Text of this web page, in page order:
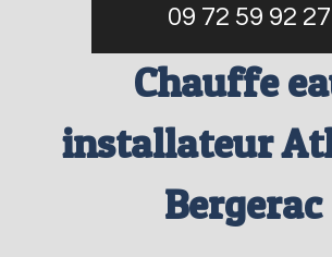
09 72 59 92 27
Chauffe
installateur
Bergerac